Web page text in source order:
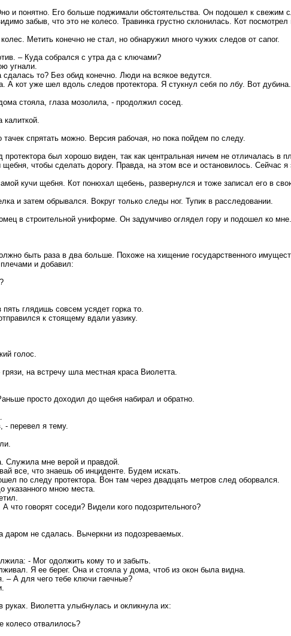
и понятно. Его больше поджимали обстоятельства. Он подошел к свежим
забыв, что это не колесо. Травинка грустно склонилась. Кот
Метить конечно не стал, но обнаружил много чужих следов от сапог.
– Куда собрался с утра да с ключами?
угнали.
то? Без обид конечно. Люди на всякое ведутся.
А кот уже шел вдоль следов протектора. Я стукнул себя по лбу. Вот
стояла, глаза мозолила, - продолжил сосед.
спрятать можно. Версия рабочая, но пока пойдем по следу.
был хорошо виден, так как центральная ничем не отличалась в
щебня, чтобы сделать дорогу. Правда, на этом все и остановилось. Сейчас
кучи щебня. Кот понюхал щебень, развернулся и тоже записал его в
и затем обрывался. Вокруг только следы ног. Тупик в расследовании.
в строительной униформе. Он задумчиво оглядел гору и подошел ко мне.
быть раза в два больше. Похоже на хищение государственного
и добавил:
глядишь совсем усядет горка то.
к стоящему вдали уазику.
голос.
на встречу шла местная краса Виолетта.
просто доходил до щебня набирал и обратно.
- перевел я тему.
Служила мне верой и правдой.
все, что знаешь об инциденте. Будем искать.
по следу протектора. Вон там через двадцать метров след оборвался.
мною места.
говорят соседи? Видели кого подозрительного?
не сдалась. Вычеркни из подозреваемых.
- Мог одолжить кому то и забыть.
Я ее берег. Она и стояла у дома, чтоб из окон была видна.
– А для чего тебе ключи гаечные?
Виолетта улыбнулась и окликнула их:
колесо отвалилось?